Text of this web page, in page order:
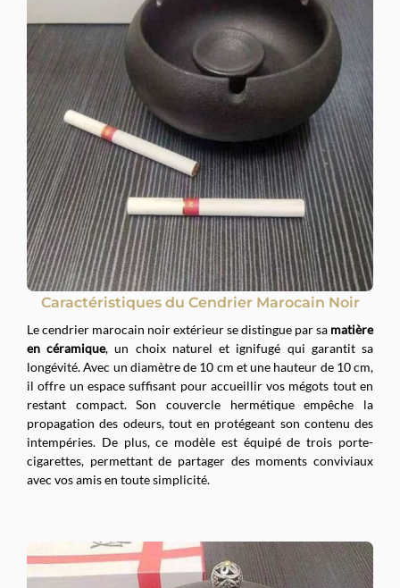
Caractéristiques du Cendrier Marocain Noir
Le cendrier marocain noir extérieur se distingue par sa matière
en céramique, un choix naturel et ignifugé qui garantit sa
longévité. Avec un diamètre de 10 cm et une hauteur de 10 cm,
il offre un espace suffisant pour accueillir vos mégots tout en
restant compact. Son couvercle hermétique empêche la
propagation des odeurs, tout en protégeant son contenu des
intempéries. De plus, ce modèle est équipé de trois porte-
cigarettes, permettant de partager des moments conviviaux
avec vos amis en toute simplicité.